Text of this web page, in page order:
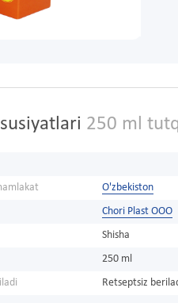
250 ml
O'zbekiston
Chori Plast OOO
Shisha
250 ml
Retseptsiz